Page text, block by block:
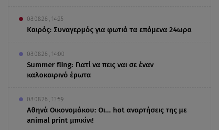
08.08.26 , 14:25
Καιρός: Συναγερμός για φωτιά τα επόμενα 24ωρα
08.08.26 , 14:00
Summer fling: Γιατί να πεις ναι σε έναν
καλοκαιρινό έρωτα
08.08.26 , 13:59
Αθηνά Οικονομάκου: Οι... hot αναρτήσεις της με
animal print μπικίνι!